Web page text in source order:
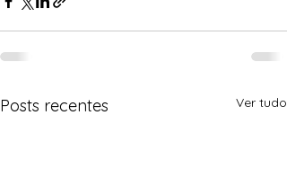
Posts recentes Ver tudo